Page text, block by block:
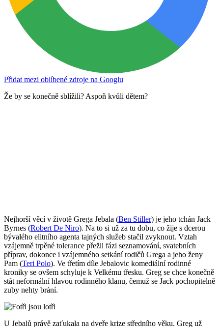
Přidat mezi oblíbené zdroje na Googlu
Že by se konečně sblížili? Aspoň kvůli dětem?
Nejhorší věcí v životě Grega Jebala (Ben Stiller) je jeho tchán Jack
Byrnes (Robert De Niro). Na to si už za tu dobu, co žije s dcerou
bývalého elitního agenta tajných služeb stačil zvyknout. Vztah
vzájemně trpěné tolerance přežil fázi seznamování, svatebních
příprav, dokonce i vzájemného setkání rodičů Grega a jeho ženy
Pam (Teri Polo). Ve třetím díle Jebalovic komediální rodinné
kroniky se ovšem schyluje k Velkému třesku. Greg se chce konečně
stát neformální hlavou rodinného klanu, čemuž se Jack pochopitelně
zuby nehty brání.
U Jebalů právě zaťukala na dveře krize středního věku. Greg už